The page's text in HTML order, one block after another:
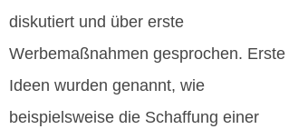
diskutiert und über erste
Werbemaßnahmen gesprochen. Erste
Ideen wurden genannt, wie
beispielsweise die Schaffung einer